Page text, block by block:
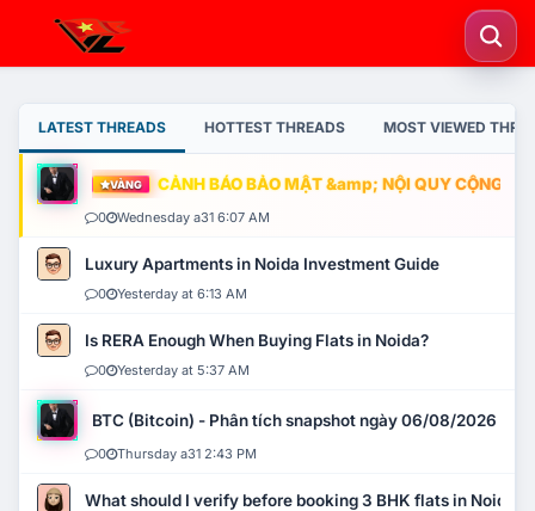
LATEST THREADS HOTTEST THREADS MOST VIEWED
VÀNG CẢNH BÁO BẢO MẬT &amp; NỘI QUY CỘNG
0 Wednesday a31 6:07 AM
Luxury Apartments in Noida Investment Guide
0 Yesterday at 6:13 AM
Is RERA Enough When Buying Flats in Noida?
0 Yesterday at 5:37 AM
BTC (Bitcoin) - Phân tích snapshot ngày 06/08/2026
0 Thursday a31 2:43 PM
What should I verify before booking 3 BHK flats in Noida?